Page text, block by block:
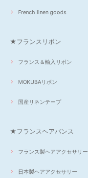
French linen goods
★フランスリボン
フランス＆輸入リボン
MOKUBAリボン
国産リネンテープ
★フランスヘアバンス
フランス製ヘアアクセサリー
日本製ヘアアクセサリー